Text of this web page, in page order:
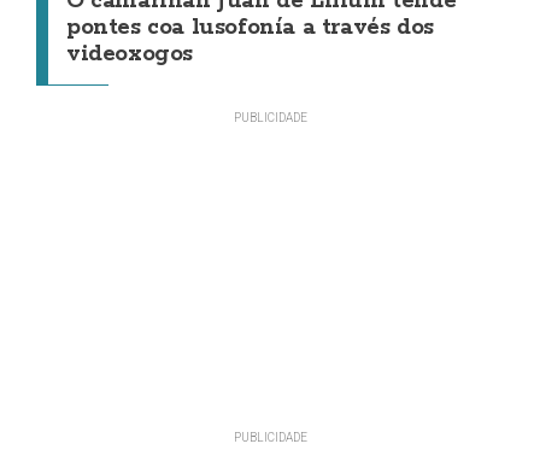
pontes coa lusofonía a través dos
videoxogos